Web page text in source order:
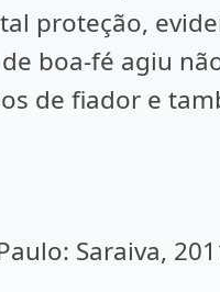
proteção,
boa-fé agiu
de fiador e
Saraiva,